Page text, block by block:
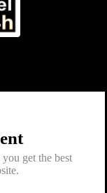
get the best